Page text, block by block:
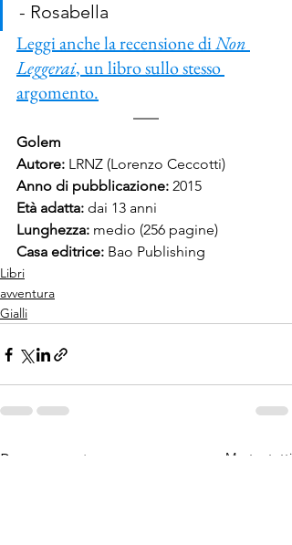
- Rosabella
Leggi anche la recensione di Non
Leggerai, un libro sullo stesso
argomento.
Golem
Autore: LRNZ (Lorenzo Ceccotti)
Anno di pubblicazione: 2015
Età adatta: dai 13 anni
Lunghezza: medio (256 pagine)
Casa editrice: Bao Publishing
Libri
avventura
Gialli
Post recenti Mostra tutti